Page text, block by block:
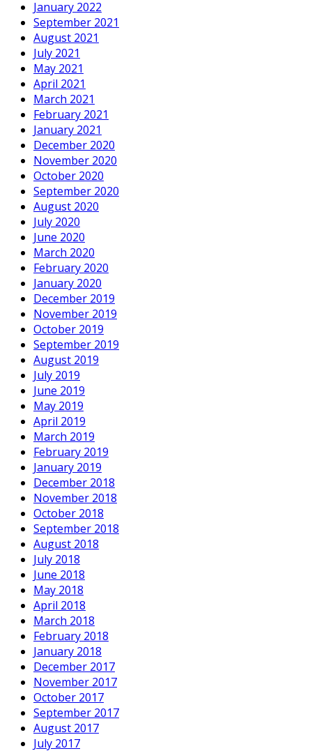
January 2022
September 2021
August 2021
July 2021
May 2021
April 2021
March 2021
February 2021
January 2021
December 2020
November 2020
October 2020
September 2020
August 2020
July 2020
June 2020
March 2020
February 2020
January 2020
December 2019
November 2019
October 2019
September 2019
August 2019
July 2019
June 2019
May 2019
April 2019
March 2019
February 2019
January 2019
December 2018
November 2018
October 2018
September 2018
August 2018
July 2018
June 2018
May 2018
April 2018
March 2018
February 2018
January 2018
December 2017
November 2017
October 2017
September 2017
August 2017
July 2017